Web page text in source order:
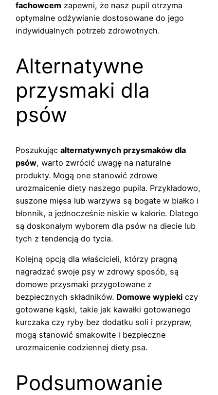
fachowcem zapewni, że nasz pupil otrzyma
optymalne odżywianie dostosowane do jego
indywidualnych potrzeb zdrowotnych.
Alternatywne
przysmaki dla
psów
Poszukując alternatywnych przysmaków dla
psów, warto zwrócić uwagę na naturalne
produkty. Mogą one stanowić zdrowe
urozmaicenie diety naszego pupila. Przykładowo,
suszone mięsa lub warzywa są bogate w białko i
błonnik, a jednocześnie niskie w kalorie. Dlatego
są doskonałym wyborem dla psów na diecie lub
tych z tendencją do tycia.
Kolejną opcją dla właścicieli, którzy pragną
nagradzać swoje psy w zdrowy sposób, są
domowe przysmaki przygotowane z
bezpiecznych składników. Domowe wypieki czy
gotowane kąski, takie jak kawałki gotowanego
kurczaka czy ryby bez dodatku soli i przypraw,
mogą stanowić smakowite i bezpieczne
urozmaicenie codziennej diety psa.
Podsumowanie